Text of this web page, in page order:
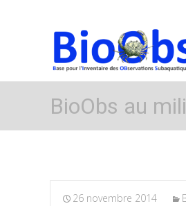
BioObs au
26 novembre 2014